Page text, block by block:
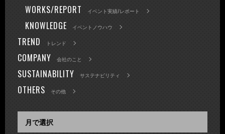
WORKS/REPORT イベント実績/レポート
KNOWLEDGE イベントノウハウ
TREND トレンド
COMPANY 会社のこと
SUSTAINABILITY サステナビリティ
OTHERS その他